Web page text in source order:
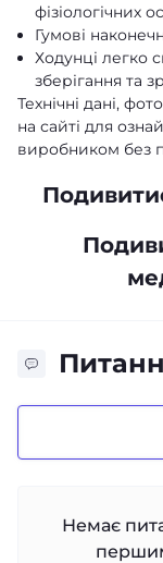
фізіологічних
Гумові
Ходунці легко
зберігання та
Технічні дані,
на сайті для
виробником без
Немає